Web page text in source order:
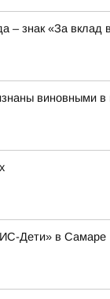
знак «За вклад
виновными в
Дети» в Самаре